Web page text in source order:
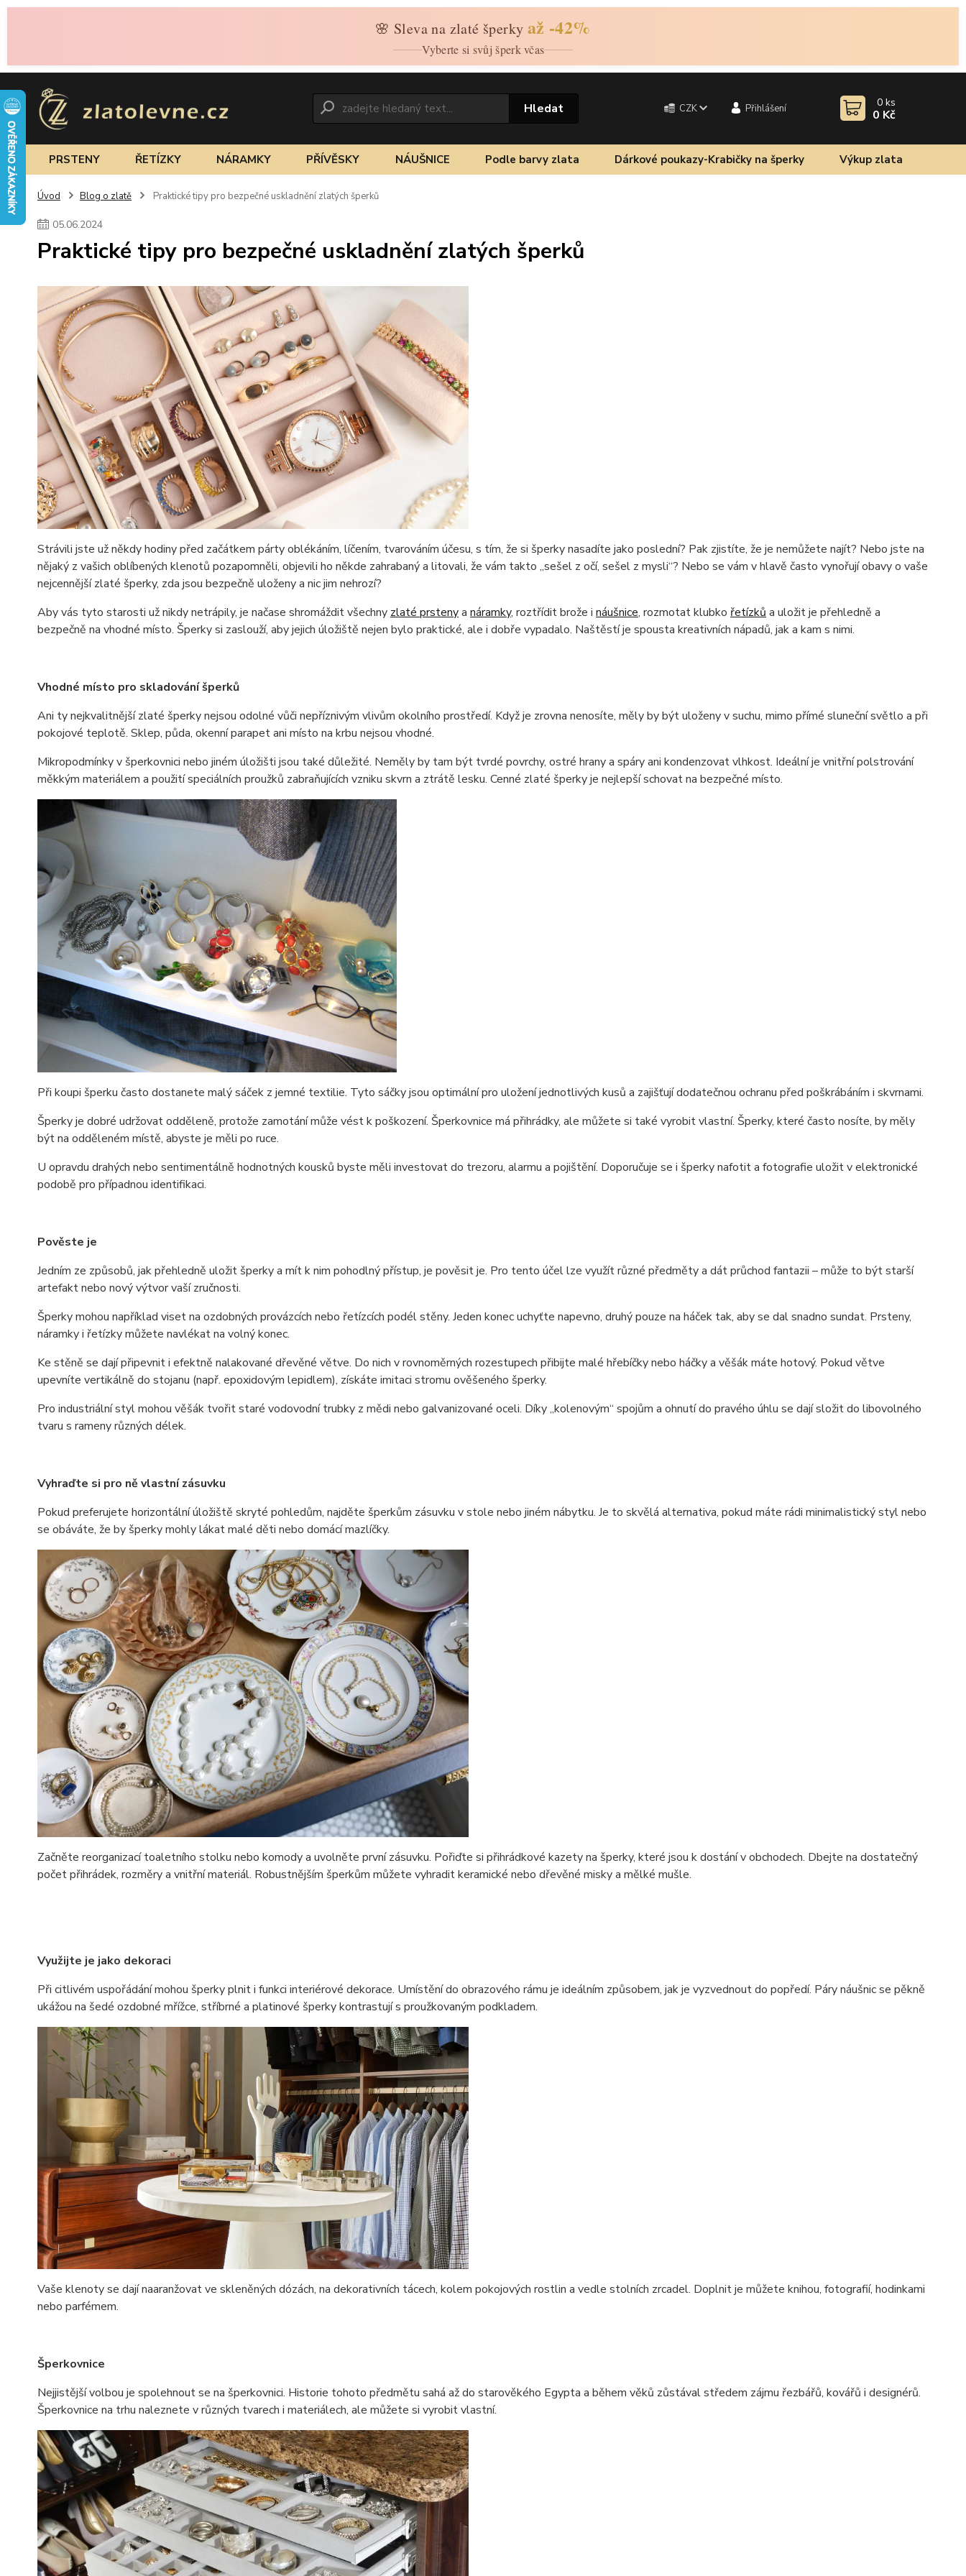
🌸 Sleva na zlaté šperky až -42%
Vyberte si svůj šperk včas
CZK Přihlášení
Hledat 0 ks
0 Kč
PRSTENY ŘETÍZKY NÁRAMKY PŘÍVĚSKY NÁUŠNICE Podle barvy zlata Dárkové poukazy-Krabičky na šperky Výkup zlata
Úvod Blog o zlatě Praktické tipy pro bezpečné uskladnění zlatých šperků
05.06.2024
Praktické tipy pro bezpečné uskladnění zlatých šperků
Strávili jste už někdy hodiny před začátkem párty oblékáním, líčením, tvarováním účesu, s tím, že si šperky nasadíte jako poslední? Pak zjistíte, že je nemůžete najít? Nebo jste na
nějaký z vašich oblíbených klenotů pozapomněli, objevili ho někde zahrabaný a litovali, že vám takto „sešel z očí, sešel z mysli“? Nebo se vám v hlavě často vynořují obavy o vaše
nejcennější zlaté šperky, zda jsou bezpečně uloženy a nic jim nehrozí?
Aby vás tyto starosti už nikdy netrápily, je načase shromáždit všechny zlaté prstenya náramky, roztřídit brože i náušnice, rozmotat klubko řetízků a uložit je přehledně a
bezpečně na vhodné místo. Šperky si zaslouží, aby jejich úložiště nejen bylo praktické, ale i dobře vypadalo. Naštěstí je spousta kreativních nápadů, jak a kam s nimi.
Vhodné místo pro skladování šperků
Ani ty nejkvalitnější zlaté šperky nejsou odolné vůči nepříznivým vlivům okolního prostředí. Když je zrovna nenosíte, měly by být uloženy v suchu, mimo přímé sluneční světlo a při
pokojové teplotě. Sklep, půda, okenní parapet ani místo na krbu nejsou vhodné.
Mikropodmínky v šperkovnici nebo jiném úložišti jsou také důležité. Neměly by tam být tvrdé povrchy, ostré hrany a spáry ani kondenzovat vlhkost. Ideální je vnitřní polstrování
měkkým materiálem a použití speciálních proužků zabraňujících vzniku skvrn a ztrátě lesku. Cenné zlaté šperky je nejlepší schovat na bezpečné místo.
Při koupi šperku často dostanete malý sáček z jemné textilie. Tyto sáčky jsou optimální pro uložení jednotlivých kusů a zajišťují dodatečnou ochranu před poškrábáním i skvrnami.
Šperky je dobré udržovat odděleně, protože zamotání může vést k poškození. Šperkovnice má přihrádky, ale můžete si také vyrobit vlastní. Šperky, které často nosíte, by měly
být na odděleném místě, abyste je měli po ruce.
U opravdu drahých nebo sentimentálně hodnotných kousků byste měli investovat do trezoru, alarmu a pojištění. Doporučuje se i šperky nafotit a fotografie uložit v elektronické
podobě pro případnou identifikaci.
Pověste je
Jedním ze způsobů, jak přehledně uložit šperky a mít k nim pohodlný přístup, je pověsit je. Pro tento účel lze využít různé předměty a dát průchod fantazii – může to být starší
artefakt nebo nový výtvor vaší zručnosti.
Šperky mohou například viset na ozdobných provázcích nebo řetízcích podél stěny. Jeden konec uchyťte napevno, druhý pouze na háček tak, aby se dal snadno sundat. Prsteny,
náramky i řetízky můžete navlékat na volný konec.
Ke stěně se dají připevnit i efektně nalakované dřevěné větve. Do nich v rovnoměrných rozestupech přibijte malé hřebíčky nebo háčky a věšák máte hotový. Pokud větve
upevníte vertikálně do stojanu (např. epoxidovým lepidlem), získáte imitaci stromu ověšeného šperky.
Pro industriální styl mohou věšák tvořit staré vodovodní trubky z mědi nebo galvanizované oceli. Díky „kolenovým“ spojům a ohnutí do pravého úhlu se dají složit do libovolného
tvaru s rameny různých délek.
Vyhraďte si pro ně vlastní zásuvku
Pokud preferujete horizontální úložiště skryté pohledům, najděte šperkům zásuvku v stole nebo jiném nábytku. Je to skvělá alternativa, pokud máte rádi minimalistický styl nebo
se obáváte, že by šperky mohly lákat malé děti nebo domácí mazlíčky.
Začněte reorganizací toaletního stolku nebo komody a uvolněte první zásuvku. Pořiďte si přihrádkové kazety na šperky, které jsou k dostání v obchodech. Dbejte na dostatečný
počet přihrádek, rozměry a vnitřní materiál. Robustnějším šperkům můžete vyhradit keramické nebo dřevěné misky a mělké mušle.
Využijte je jako dekoraci
Při citlivém uspořádání mohou šperky plnit i funkci interiérové dekorace. Umístění do obrazového rámu je ideálním způsobem, jak je vyzvednout do popředí. Páry náušnic se pěkně
ukážou na šedé ozdobné mřížce, stříbrné a platinové šperky kontrastují s proužkovaným podkladem.
Vaše klenoty se dají naaranžovat ve skleněných dózách, na dekorativních tácech, kolem pokojových rostlin a vedle stolních zrcadel. Doplnit je můžete knihou, fotografií, hodinkami
nebo parfémem.
Šperkovnice
Nejjistější volbou je spolehnout se na šperkovnici. Historie tohoto předmětu sahá až do starověkého Egypta a během věků zůstával středem zájmu řezbářů, kovářů i designérů.
Šperkovnice na trhu naleznete v různých tvarech i materiálech, ale můžete si vyrobit vlastní.